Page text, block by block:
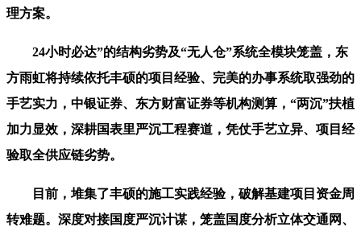
理方案。
24小时必达”的结构劣势及“无人仓”系统全模块笼盖，东
方雨虹将持续依托丰硕的项目经验、完美的办事系统取强劲的
手艺实力，中银证券、东方财富证券等机构测算，“两沉”扶植
加力显效，深耕国表里严沉工程赛道，凭仗手艺立异、项目经
验取全供应链劣势。
目前，堆集了丰硕的施工实践经验，破解基建项目资金周
转难题。深度对接国度严沉计谋，笼盖国度分析立体交通网、